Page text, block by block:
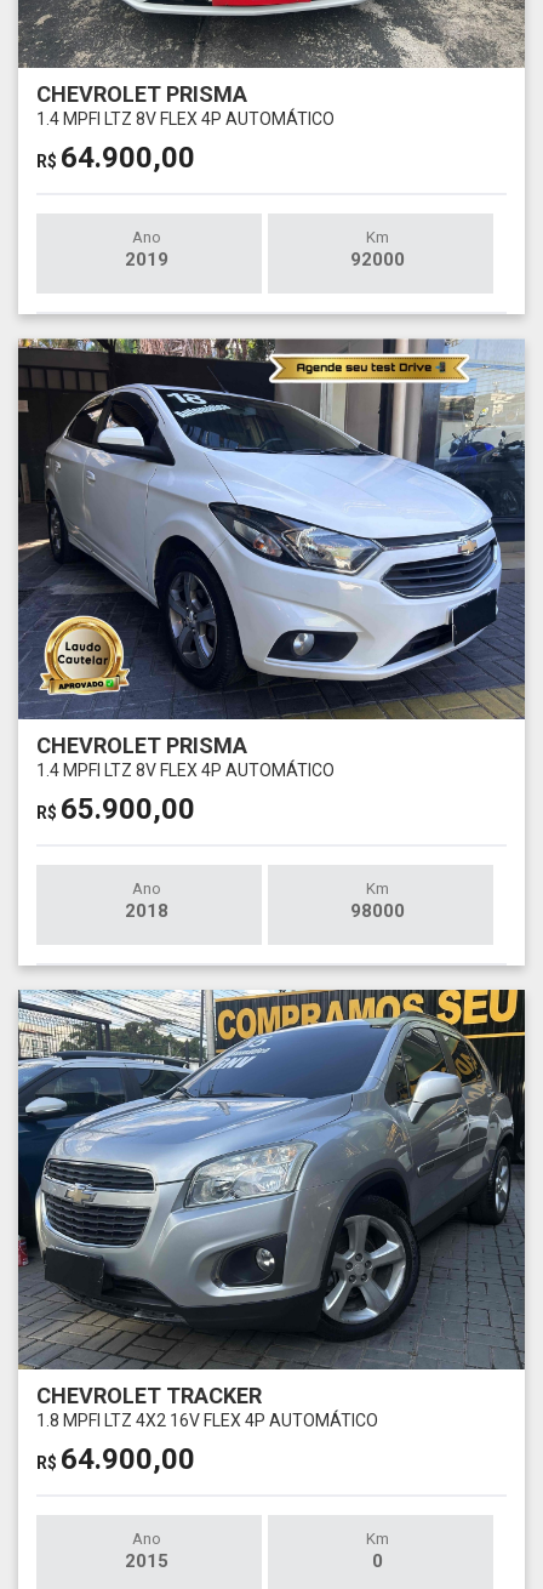
CHEVROLET PRISMA
1.4 MPFI LTZ 8V FLEX 4P AUTOMÁTICO
R$ 64.900,00
Ano
2019
Km
92000
CHEVROLET PRISMA
1.4 MPFI LTZ 8V FLEX 4P AUTOMÁTICO
R$ 65.900,00
Ano
2018
Km
98000
CHEVROLET TRACKER
1.8 MPFI LTZ 4X2 16V FLEX 4P AUTOMÁTICO
R$ 64.900,00
Ano
2015
Km
0